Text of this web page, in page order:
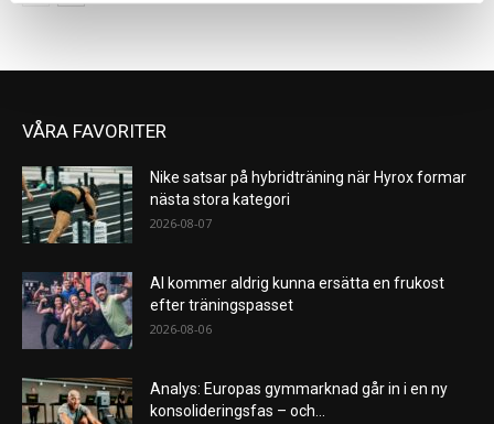
VÅRA FAVORITER
Nike satsar på hybridträning när Hyrox formar
nästa stora kategori
2026-08-07
AI kommer aldrig kunna ersätta en frukost
efter träningspasset
2026-08-06
Analys: Europas gymmarknad går in i en ny
konsolideringsfas – och...